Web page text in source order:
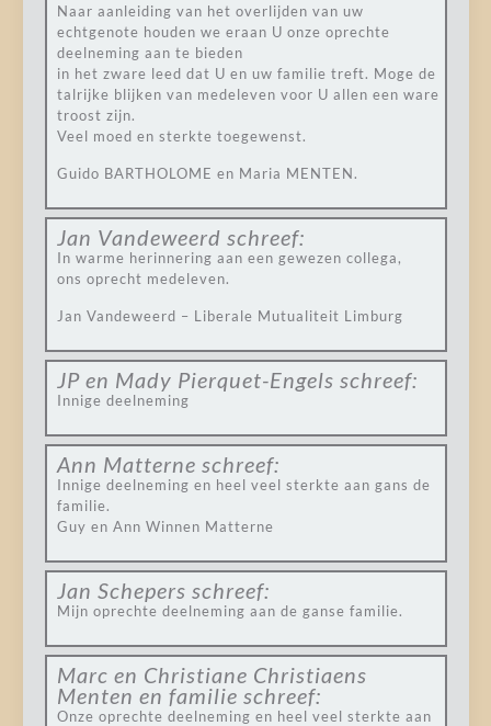
Naar aanleiding van het overlijden van uw
echtgenote houden we eraan U onze oprechte
deelneming aan te bieden
in het zware leed dat U en uw familie treft. Moge de
talrijke blijken van medeleven voor U allen een ware
troost zijn.
Veel moed en sterkte toegewenst.
Guido BARTHOLOME en Maria MENTEN.
Jan Vandeweerd schreef:
In warme herinnering aan een gewezen collega,
ons oprecht medeleven.
Jan Vandeweerd – Liberale Mutualiteit Limburg
JP en Mady Pierquet-Engels schreef:
Innige deelneming
Ann Matterne schreef:
Innige deelneming en heel veel sterkte aan gans de
familie.
Guy en Ann Winnen Matterne
Jan Schepers schreef:
Mijn oprechte deelneming aan de ganse familie.
Marc en Christiane Christiaens
Menten en familie schreef:
Onze oprechte deelneming en heel veel sterkte aan